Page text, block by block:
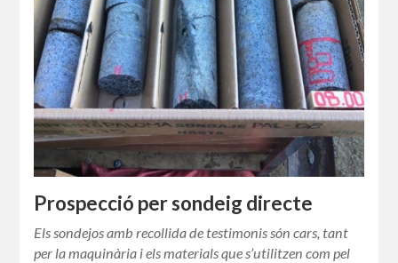
Prospecció per sondeig directe
Els sondejos amb recollida de testimonis són cars, tant
per la maquinària i els materials que s’utilitzen com pel